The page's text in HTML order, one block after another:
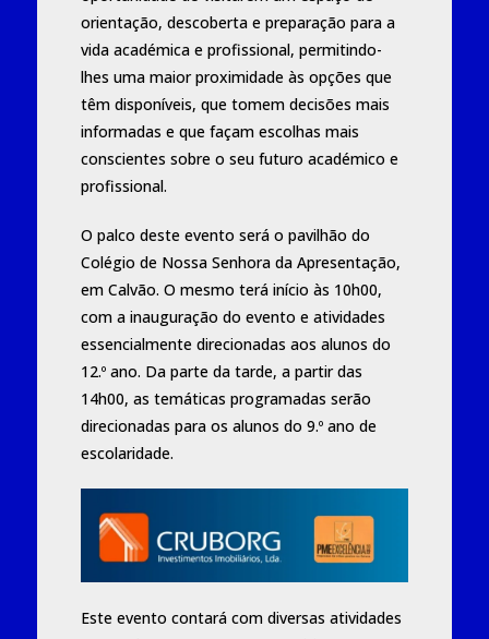
orientação, descoberta e preparação para a
vida académica e profissional, permitindo-
lhes uma maior proximidade às opções que
têm disponíveis, que tomem decisões mais
informadas e que façam escolhas mais
conscientes sobre o seu futuro académico e
profissional.
O palco deste evento será o pavilhão do
Colégio de Nossa Senhora da Apresentação,
em Calvão. O mesmo terá início às 10h00,
com a inauguração do evento e atividades
essencialmente direcionadas aos alunos do
12.º ano. Da parte da tarde, a partir das
14h00, as temáticas programadas serão
direcionadas para os alunos do 9.º ano de
escolaridade.
Este evento contará com diversas atividades